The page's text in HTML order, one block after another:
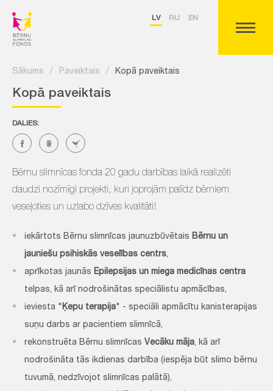
LV RU EN
Sākums / Paveiktais / Kopā paveiktais
Kopā paveiktais
DALIES:
Bērnu slimnīcas fonda 20 gadu darbības laikā realizēti
daudzi nozīmīgi projekti, kuri joprojām palīdz bērniem
veseļoties un uzlabo dzīves kvalitāti!
iekārtots Bērnu slimnīcas jaunuzbūvētais Bērnu un
jauniešu psihiskās veselības centrs,
aprīkotas jaunās Epilepsijas un miega medicīnas centra
telpas, kā arī nodrošinātas speciālistu apmācības,
ieviesta "Ķepu terapija" - speciāli apmācītu kanisterapijas
suņu darbs ar pacientiem slimnīcā,
rekonstruēta Bērnu slimnīcas Vecāku māja, kā arī
nodrošināta tās ikdienas darbība (iespēja būt slimo bērnu
tuvumā, nedzīvojot slimnīcas palātā),